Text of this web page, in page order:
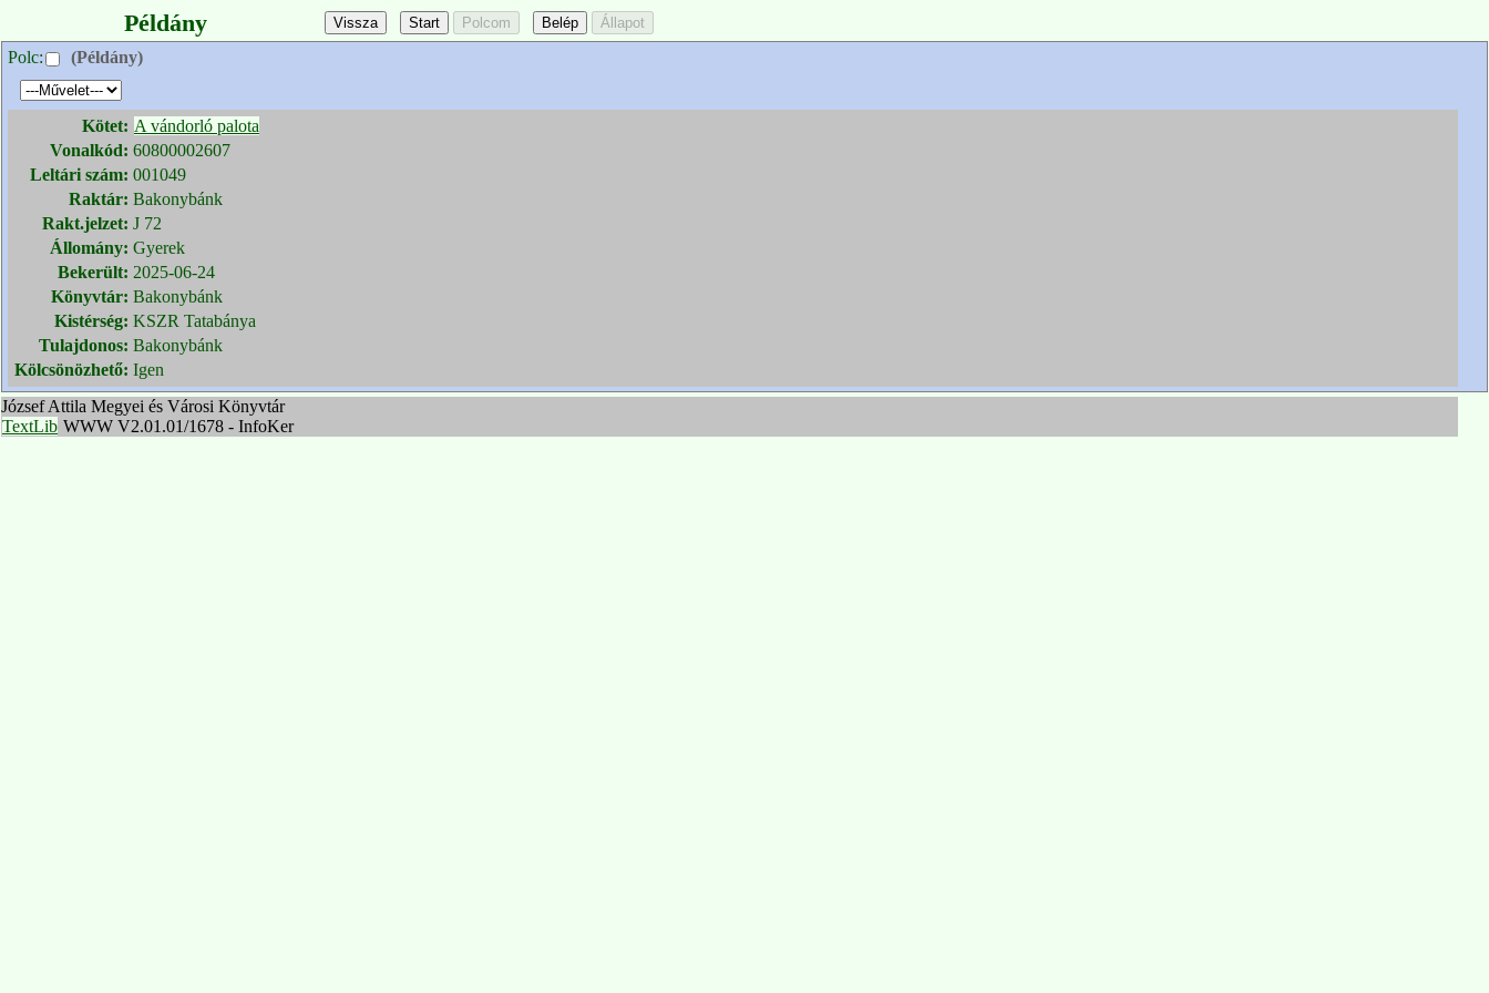
Példány
Polc: (Példány)
Kötet: A vándorló palota
Vonalkód: 60800002607
Leltári szám: 001049
Raktár: Bakonybánk
Rakt.jelzet: J 72
Állomány: Gyerek
Bekerült: 2025-06-24
Könyvtár: Bakonybánk
Kistérség: KSZR Tatabánya
Tulajdonos: Bakonybánk
Kölcsönözhető: Igen
József Attila Megyei és Városi Könyvtár
TextLib WWW V2.01.01/1678 - InfoKer